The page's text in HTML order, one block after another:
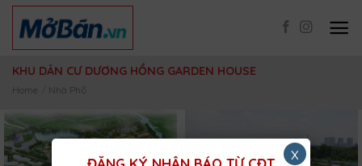
Skip
content
KHU DÂN CƯ DƯƠNG HỒNG GARDEN HOUSE
Home Nhà Phố
x